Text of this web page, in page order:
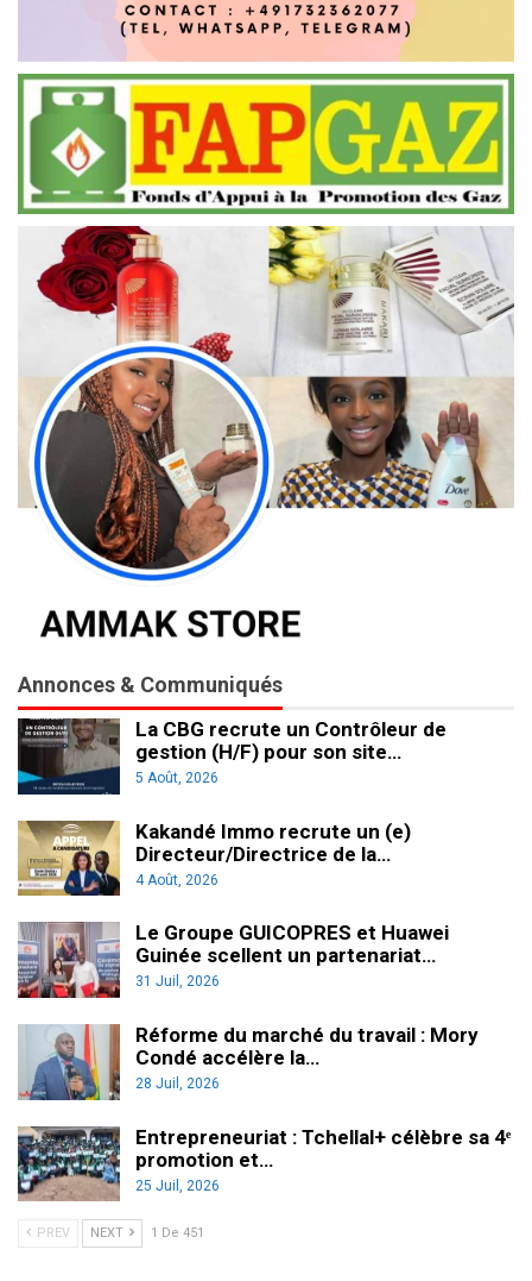
Annonces & Communiqués
La CBG recrute un Contrôleur de
gestion (H/F) pour son site…
5 Août, 2026
Kakandé Immo recrute un (e)
Directeur/Directrice de la…
4 Août, 2026
Le Groupe GUICOPRES et Huawei
Guinée scellent un partenariat…
31 Juil, 2026
Réforme du marché du travail : Mory
Condé accélère la…
28 Juil, 2026
Entrepreneuriat : Tchellal+ célèbre sa 4ᵉ
promotion et…
25 Juil, 2026
PREV NEXT 1 De 451